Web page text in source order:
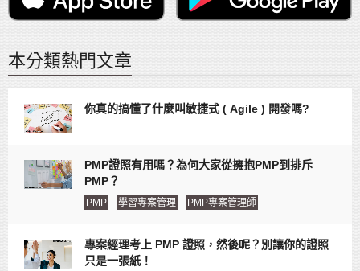
本分類熱門文章
你真的搞懂了什麼叫敏捷式 ( Agile ) 開發嗎?
PMP證照有用嗎？為何大家從擁抱PMP到排斥
PMP？
PMP 學習專案管理 PMP專案管理師
專案經理考上 PMP 證照，然後呢？別讓你的證照
只是一張紙！